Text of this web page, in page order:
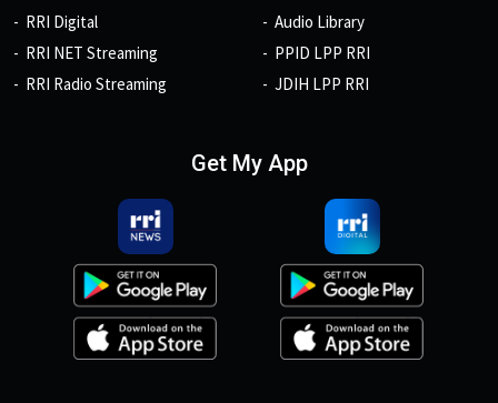
RRI Digital
RRI NET Streaming
RRI Radio Streaming
Audio Library
PPID LPP RRI
JDIH LPP RRI
Get My App